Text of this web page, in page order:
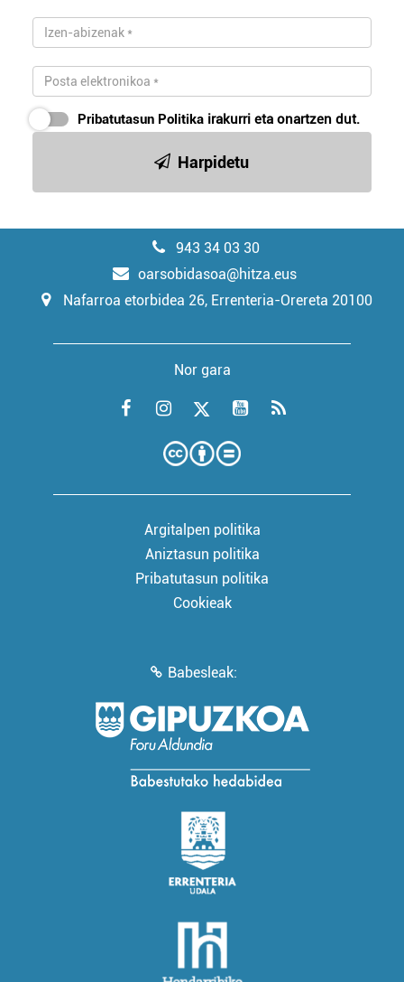
Pribatutasun Politika irakurri eta onartzen dut.
Harpidetu
943 34 03 30
oarsobidasoa@hitza.eus
Nafarroa etorbidea 26, Errenteria-Orereta 20100
Nor gara
Argitalpen politika
Aniztasun politika
Pribatutasun politika
Cookieak
Babesleak: